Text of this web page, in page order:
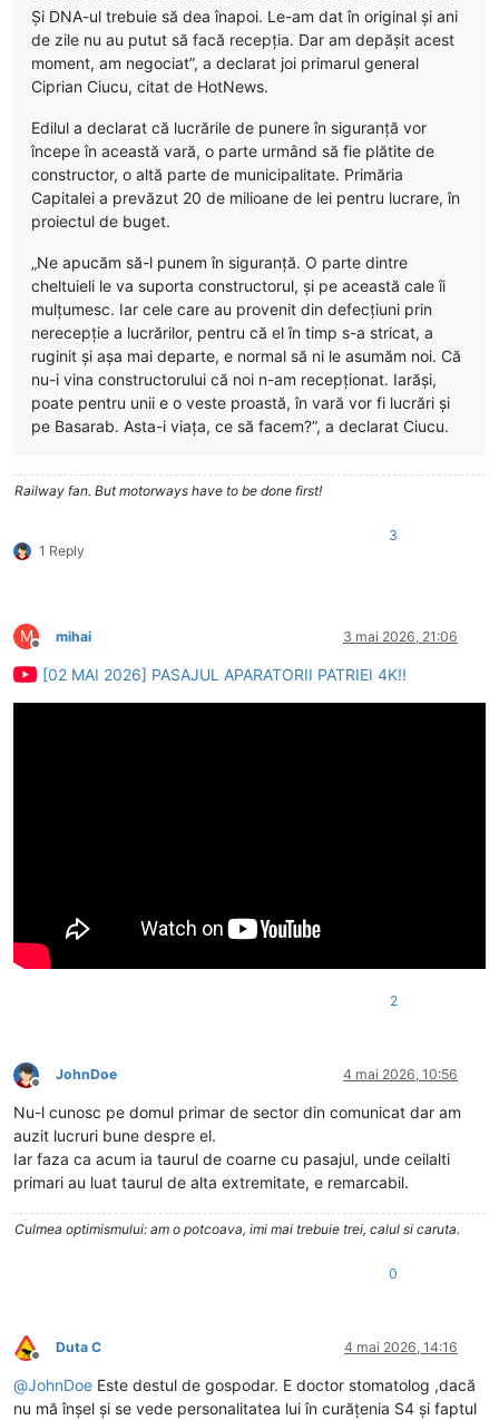
Și DNA-ul trebuie să dea înapoi. Le-am dat în original și ani
de zile nu au putut să facă recepția. Dar am depășit acest
moment, am negociat”, a declarat joi primarul general
Ciprian Ciucu, citat de HotNews.
Edilul a declarat că lucrările de punere în siguranță vor
începe în această vară, o parte urmând să fie plătite de
constructor, o altă parte de municipalitate. Primăria
Capitalei a prevăzut 20 de milioane de lei pentru lucrare, în
proiectul de buget.
„Ne apucăm să-l punem în siguranță. O parte dintre
cheltuieli le va suporta constructorul, și pe această cale îi
mulțumesc. Iar cele care au provenit din defecțiuni prin
nerecepție a lucrărilor, pentru că el în timp s-a stricat, a
ruginit și așa mai departe, e normal să ni le asumăm noi. Că
nu-i vina constructorului că noi n-am recepționat. Iarăși,
poate pentru unii e o veste proastă, în vară vor fi lucrări și
pe Basarab. Asta-i viața, ce să facem?”, a declarat Ciucu.
Railway fan. But motorways have to be done first!
1 Reply
3
M
Deconectat
mihai 3 mai 2026, 21:06
[02 MAI 2026] PASAJUL APARATORII PATRIEI 4K!!
2
Deconectat
JohnDoe 4 mai 2026, 10:56
Nu-l cunosc pe domul primar de sector din comunicat dar am
auzit lucruri bune despre el.
Iar faza ca acum ia taurul de coarne cu pasajul, unde ceilalti
primari au luat taurul de alta extremitate, e remarcabil.
Culmea optimismului: am o potcoava, imi mai trebuie trei, calul si caruta.
0
Deconectat
Duta C 4 mai 2026, 14:16
@JohnDoe Este destul de gospodar. E doctor stomatolog ,dacă
nu mă înșel și se vede personalitatea lui în curățenia S4 și faptul